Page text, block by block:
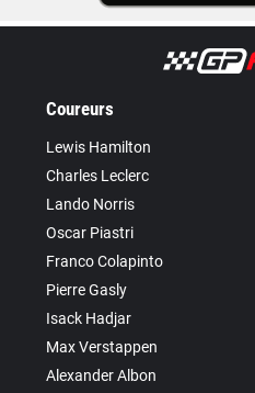
Coureurs
Lewis Hamilton
Charles Leclerc
Lando Norris
Oscar Piastri
Franco Colapinto
Pierre Gasly
Isack Hadjar
Max Verstappen
Alexander Albon